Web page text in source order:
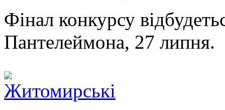
Фінал конкурсу
Пантелеймона, 27 липня.